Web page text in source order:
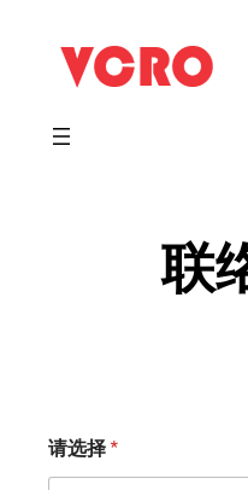
联
请选择*